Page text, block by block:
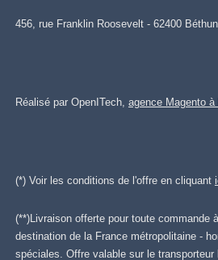
456, rue Franklin Roosevelt - 62400
Réalisé par OpenITech, agence Magento à
(*) Voir les conditions de l'offre en cliquant
(**)Livraison offerte pour toute commande
destination de la France métropolitaine -
spéciales. Offre valable sur le transporteur